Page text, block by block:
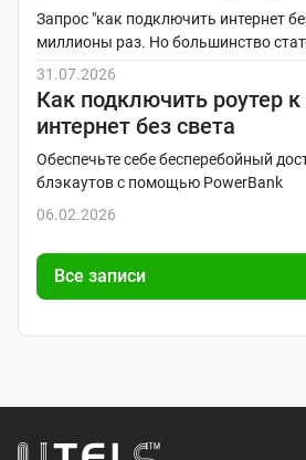
Запрос "как подключить интернет
миллионы раз. Но большинство
31.07.2026
Как подключить роутер к
интернет без света
Обеспечьте себе бесперебойный
блэкаутов с помощью PowerBank
06.02.2026
Все записи